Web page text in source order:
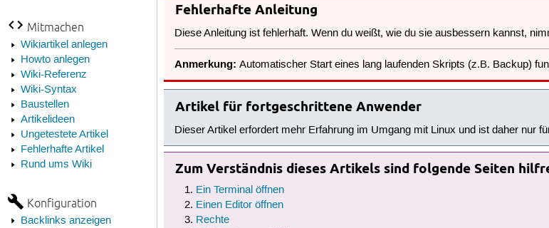
Mitmachen
Wikiartikel anlegen
Howto anlegen
Wiki-Referenz
Wiki-Syntax
Baustellen
Artikelideen
Ungetestete Artikel
Fehlerhafte Artikel
Rund ums Wiki
Konfiguration
Backlinks anzeigen
Fehlerhafte Anleitung
Diese Anleitung ist fehlerhaft. Wenn du weißt, wie du sie ausbessern kannst,
Anmerkung:Automatischer Start eines lang laufenden Skripts (z.B. Backup)
Artikel für fortgeschrittene Anwender
Dieser Artikel erfordert mehr Erfahrung im Umgang mit Linux und ist daher nur
Zum Verständnis dieses Artikels sind folgende Seiten
Ein Terminal öffnen
Einen Editor öffnen
Rechte